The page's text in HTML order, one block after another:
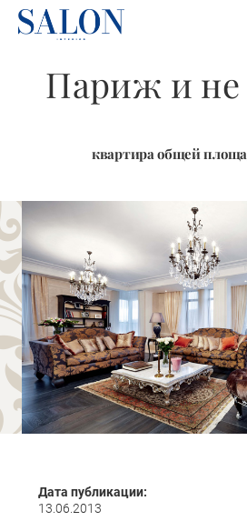
Париж и не
квартира общей
Дата публикации:
13.06.2013